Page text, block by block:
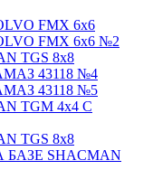
FMX 6x6
FMX 6x6 №2
TGS 8х8
43118 №4
43118 №5
TGM 4х4 С
TGS 8х8
SHACMAN